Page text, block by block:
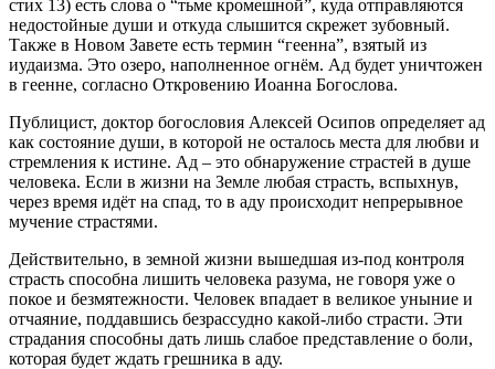
стих 13) есть слова о “тьме кромешной”, куда отправляются
недостойные души и откуда слышится скрежет зубовный.
Также в Новом Завете есть термин “геенна”, взятый из
иудаизма. Это озеро, наполненное огнём. Ад будет уничтожен
в геенне, согласно Откровению Иоанна Богослова.
Публицист, доктор богословия Алексей Осипов определяет ад
как состояние души, в которой не осталось места для любви и
стремления к истине. Ад – это обнаружение страстей в душе
человека. Если в жизни на Земле любая страсть, вспыхнув,
через время идёт на спад, то в аду происходит непрерывное
мучение страстями.
Действительно, в земной жизни вышедшая из-под контроля
страсть способна лишить человека разума, не говоря уже о
покое и безмятежности. Человек впадает в великое уныние и
отчаяние, поддавшись безрассудно какой-либо страсти. Эти
страдания способны дать лишь слабое представление о боли,
которая будет ждать грешника в аду.